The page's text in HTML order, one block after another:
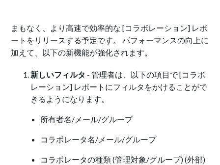
まもなく、より高速で効率的な [コラボレーション] レポ
ートをリリースする予定です。 パフォーマンスの向上に
加えて、以下の新機能が強化されます。
新しいフィルタ - 管理者は、以下の項目で [コラボ
レーション] レポートにフィルタをかけることがで
きるようになります。
所有者名/メール/グループ
コラボレータ名/メール/グループ
コラボレータの種類(管理対象/グループ) (外部)